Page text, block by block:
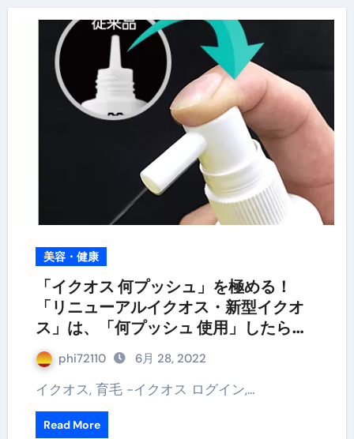
美容・健康
「イクオス 何プッシュ」を極める！
「リニューアルイクオス・新型イクオ
ス」は、「何プッシュ 使用」したらい
いの？
phi72110 6月 28, 2022
イクオス, 育毛 -イクオス ログイン,…
Read More